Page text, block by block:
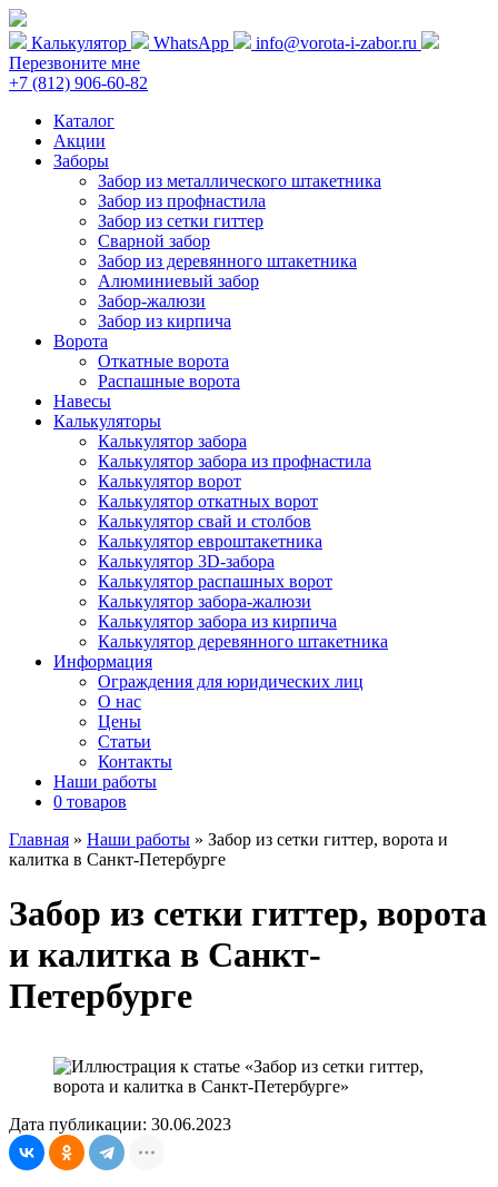
Калькулятор WhatsApp
info@vorota-i-zabor.ru
Перезвоните мне
+7 (812) 906-60-82
Каталог
Акции
Заборы
Забор из металлического штакетника
Забор из профнастила
Забор из сетки гиттер
Сварной забор
Забор из деревянного штакетника
Алюминиевый забор
Забор-жалюзи
Забор из кирпича
Ворота
Откатные ворота
Распашные ворота
Навесы
Калькуляторы
Калькулятор забора
Калькулятор забора из профнастила
Калькулятор ворот
Калькулятор откатных ворот
Калькулятор свай и столбов
Калькулятор евроштакетника
Калькулятор 3D-забора
Калькулятор распашных ворот
Калькулятор забора-жалюзи
Калькулятор забора из кирпича
Калькулятор деревянного штакетника
Информация
Ограждения для юридических лиц
О нас
Цены
Статьи
Контакты
Наши работы
0 товаров
Главная » Наши работы » Забор из сетки гиттер, ворота и
калитка в Санкт-Петербурге
Забор из сетки гиттер, ворота
и калитка в Санкт-
Петербурге
Дата публикации: 30.06.2023